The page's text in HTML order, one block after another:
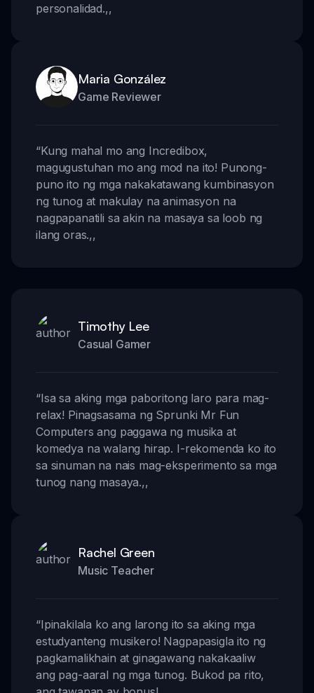
personalidad.,,
Maria González
Game Reviewer
“Kung mahal mo ang Incredibox,
magugustuhan mo ang mod na ito! Punong-
puno ito ng mga nakakatawang kumbinasyon
ng tunog at makulay na animasyon na
nagpapanatili sa akin na masaya sa loob ng
ilang oras.,,
Timothy Lee
Casual Gamer
“Isa sa aking mga paboritong laro para mag-
relax! Pinagsasama ng Sprunki Mr Fun
Computers ang paggawa ng musika at
komedya na walang hirap. I-rekomenda ko ito
sa sinuman na nais mag-eksperimento sa mga
tunog nang masaya.,,
Rachel Green
Music Teacher
“Ipinakilala ko ang larong ito sa aking mga
estudyanteng musikero! Nagpapasigla ito ng
pagkamalikhain at ginagawang nakakaaliw
ang pag-aaral ng mga tunog. Bukod pa rito,